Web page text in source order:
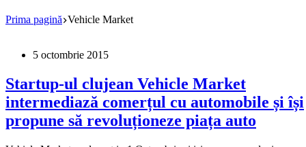
Prima pagină Vehicle Market
5 octombrie 2015
Startup-ul clujean Vehicle Market
intermediază comerțul cu automobile și își
propune să revoluționeze piața auto